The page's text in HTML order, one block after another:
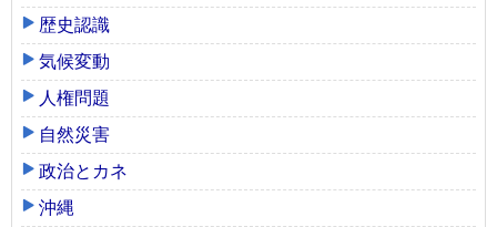
歴史認識
気候変動
人権問題
自然災害
政治とカネ
沖縄